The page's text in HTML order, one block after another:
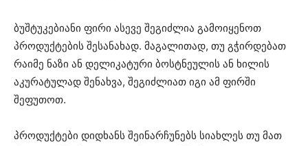
ბუშტუკებიანი ფირი ასევე შეგიძლია გამოიყენოთ
პროდუქტების შესანახად. მაგალითად, თუ გჭირდებათ
რაიმე ნაზი ან დელიკატური ბოსტნეულის ან ხილის
აკურატულად შენახვა, შეგიძლიათ იგი ამ ფირში
შეფუთოთ.
პროდუქტები დიდხანს შეინარჩუნებს სიახლეს თუ მათ